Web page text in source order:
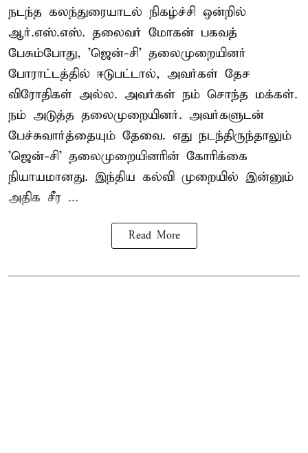
நடந்த கலந்துரையாடல் நிகழ்ச்சி ஒன்றில்
ஆர்.எஸ்.எஸ். தலைவர் மோகன் பகவத்
பேசும்போது, 'ஜென்-சி' தலைமுறையினர்
போராட்டத்தில் ஈடுபட்டால், அவர்கள் தேச
விரோதிகள் அல்ல. அவர்கள் நம் சொந்த மக்கள்.
நம் அடுத்த தலைமுறையினர். அவர்களுடன்
பேச்சுவார்த்தையும் தேவை. எது நடந்திருந்தாலும்
'ஜென்-சி' தலைமுறையினரின் கோரிக்கை
நியாயமானது. இந்திய கல்வி முறையில் இன்னும்
அதிக சீர ...
Read More